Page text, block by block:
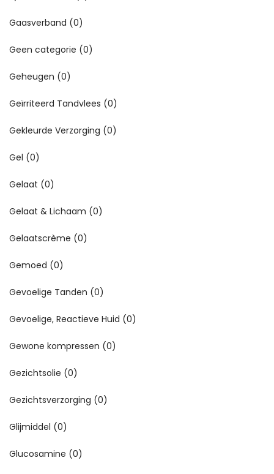
Gaasverband (0)
Geen categorie (0)
Geheugen (0)
Geïrriteerd Tandvlees (0)
Gekleurde Verzorging (0)
Gel (0)
Gelaat (0)
Gelaat & Lichaam (0)
Gelaatscrème (0)
Gemoed (0)
Gevoelige Tanden (0)
Gevoelige, Reactieve Huid (0)
Gewone kompressen (0)
Gezichtsolie (0)
Gezichtsverzorging (0)
Glijmiddel (0)
Glucosamine (0)